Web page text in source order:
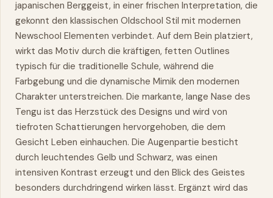
japanischen Berggeist, in einer frischen Interpretation, die
gekonnt den klassischen Oldschool Stil mit modernen
Newschool Elementen verbindet. Auf dem Bein platziert,
wirkt das Motiv durch die kräftigen, fetten Outlines
typisch für die traditionelle Schule, während die
Farbgebung und die dynamische Mimik den modernen
Charakter unterstreichen. Die markante, lange Nase des
Tengu ist das Herzstück des Designs und wird von
tiefroten Schattierungen hervorgehoben, die dem
Gesicht Leben einhauchen. Die Augenpartie besticht
durch leuchtendes Gelb und Schwarz, was einen
intensiven Kontrast erzeugt und den Blick des Geistes
besonders durchdringend wirken lässt. Ergänzt wird das